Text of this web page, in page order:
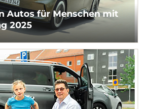
Autos für Menschen mit
2025